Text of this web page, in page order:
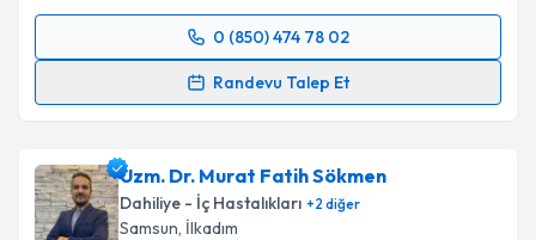
0 (850) 474 78 02
Randevu Talep Et
Randevu Takvimi Talebi
hazırlandığında e-posta ile bilgilendireceğiz.
E-posta Adresiniz
Uzm. Dr. Murat Fatih Sökmen
Dahiliye - İç Hastalıkları +2 diğer
Samsun, İlkadım